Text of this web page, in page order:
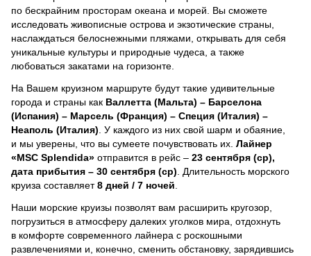
по бескрайним просторам океана и морей. Вы сможете
исследовать живописные острова и экзотические страны,
наслаждаться белоснежными пляжами, открывать для себя
уникальные культуры и природные чудеса, а также
любоваться закатами на горизонте.
На Вашем круизном маршруте будут такие удивительные
города и страны как Валлетта (Мальта) – Барселона
(Испания) – Марсель (Франция) – Специя (Италия) –
Неаполь (Италия) . У каждого из них свой шарм и обаяние,
и мы уверены, что вы сумеете почувствовать их. Лайнер
«MSC Splendida» отправится в рейс – 23 сентября (ср),
дата прибытия – 30 сентября (ср) . Длительность морского
круиза составляет8 дней / 7 ночей
Наши морские круизы позволят вам расширить кругозор,
погрузиться в атмосферу далеких уголков мира, отдохнуть
в комфорте современного лайнера с роскошными
развлечениями и, конечно, сменить обстановку, зарядившись